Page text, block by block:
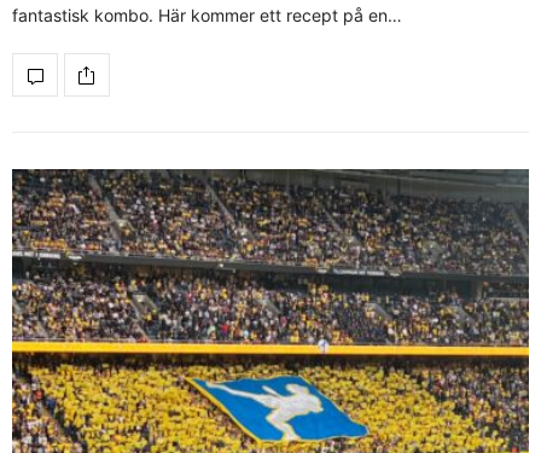
fantastisk kombo. Här kommer ett recept på en…